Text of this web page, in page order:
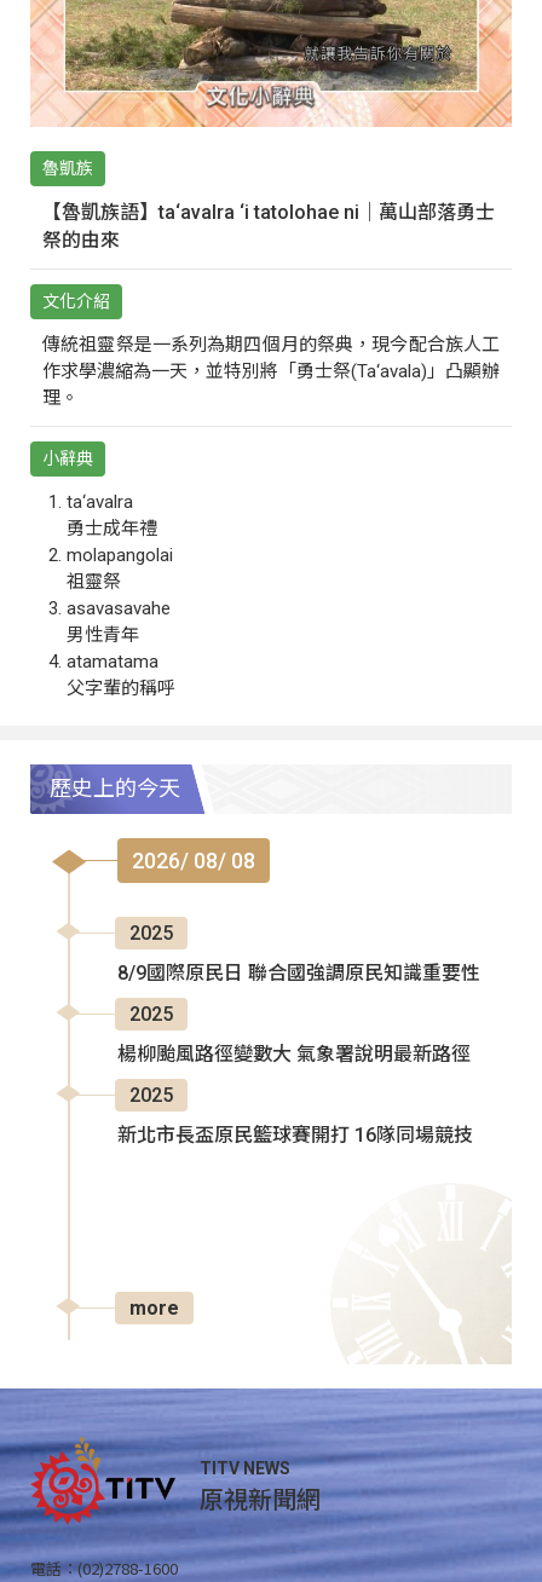
魯凱族
【魯凱族語】ta‘avalra ‘i tatolohae ni｜萬山部落勇士
祭的由來
文化介紹
傳統祖靈祭是一系列為期四個月的祭典，現今配合族人工
作求學濃縮為一天，並特別將「勇士祭(Ta‘avala)」凸顯辦
理。
小辭典
ta‘avalra
勇士成年禮
molapangolai
祖靈祭
asavasavahe
男性青年
atamatama
父字輩的稱呼
歷史上的今天
2026/ 08/ 08
2025
8/9國際原民日 聯合國強調原民知識重要性
2025
楊柳颱風路徑變數大 氣象署說明最新路徑
2025
新北市長盃原民籃球賽開打 16隊同場競技
more
TITV NEWS
原視新聞網
電話：(02)2788-1600